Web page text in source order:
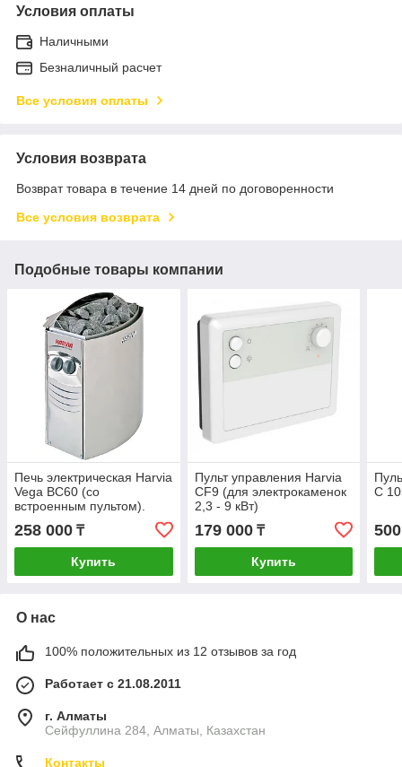
Условия оплаты
Наличными
Безналичный расчет
Все условия оплаты
Условия возврата
Возврат товара в течение 14 дней по договоренности
Все условия возврата
Подобные товары компании
Печь электрическая Harvia
Vega BC60 (со
встроенным пультом).
258 000 ₸
Купить
Пульт управления Harvia
CF9 (для электрокаменок
2,3 - 9 кВт)
179 000₸
Купить
С
О нас
100% положительных из 12 отзывов за год
Работает с 21.08.2011
г. Алматы
Сейфуллина 284, Алматы, Казахстан
Контакты